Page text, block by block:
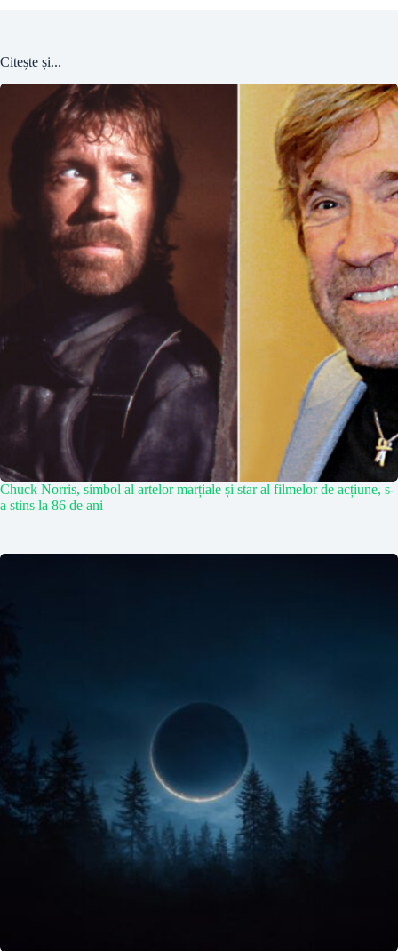
Citește și...
Chuck Norris, simbol al artelor marțiale și star al filmelor de acțiune, s-
a stins la 86 de ani